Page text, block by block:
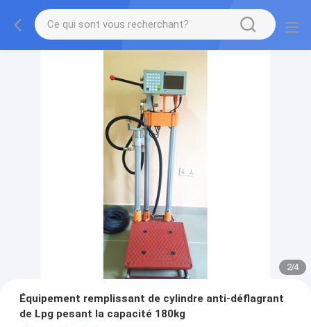
2/4
Équipement remplissant de cylindre anti-déflagrant
de Lpg pesant la capacité 180kg